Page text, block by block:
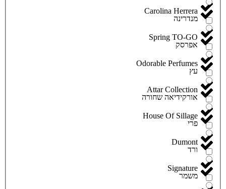
Carolina Herrera
Spring TO-GO
Odorable Perfumes
Attar Collection
House Of Sillage
Dumont
Signature
מנדרינה
אפרסק
עץ
אורקידיאה שחורה
פרי
ורד
משמר